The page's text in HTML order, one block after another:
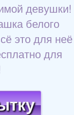
девушки!
белого
это для неё
для